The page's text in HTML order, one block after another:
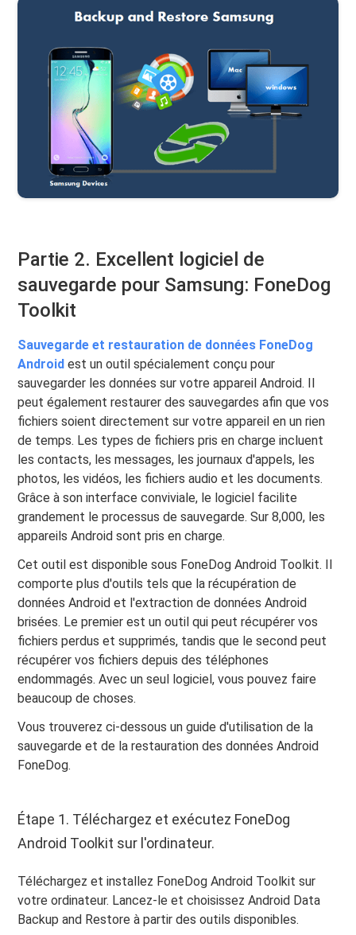
Partie 2. Excellent logiciel de
sauvegarde pour Samsung: FoneDog
Toolkit
Sauvegarde et restauration de données FoneDog
Android est un outil spécialement conçu pour
sauvegarder les données sur votre appareil Android. Il
peut également restaurer des sauvegardes afin que vos
fichiers soient directement sur votre appareil en un rien
de temps. Les types de fichiers pris en charge incluent
les contacts, les messages, les journaux d'appels, les
photos, les vidéos, les fichiers audio et les documents.
Grâce à son interface conviviale, le logiciel facilite
grandement le processus de sauvegarde. Sur 8,000, les
appareils Android sont pris en charge.
Cet outil est disponible sous FoneDog Android Toolkit. Il
comporte plus d'outils tels que la récupération de
données Android et l'extraction de données Android
brisées. Le premier est un outil qui peut récupérer vos
fichiers perdus et supprimés, tandis que le second peut
récupérer vos fichiers depuis des téléphones
endommagés. Avec un seul logiciel, vous pouvez faire
beaucoup de choses.
Vous trouverez ci-dessous un guide d'utilisation de la
sauvegarde et de la restauration des données Android
FoneDog.
Étape 1. Téléchargez et exécutez FoneDog
Android Toolkit sur l'ordinateur.
Téléchargez et installez FoneDog Android Toolkit sur
votre ordinateur. Lancez-le et choisissez Android Data
Backup and Restore à partir des outils disponibles.